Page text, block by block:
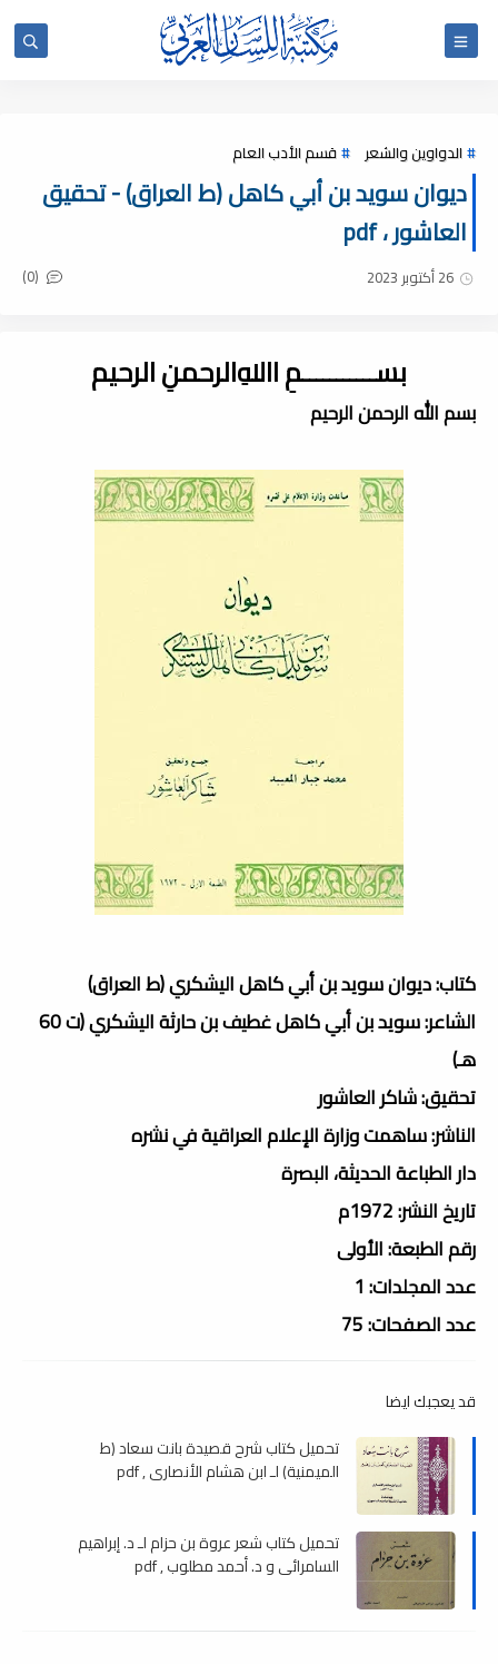
الدواوين والشعر قسم الأدب العام
ديوان سويد بن أبي كاهل (ط العراق) - تحقيق
العاشور ، pdf
26 أكتوبر 2023 (0)
بســـــــــــمِ اﷲِالرحمنِ الرحيم
بسم الله الرحمن الرحيم
كتاب: ديوان سويد بن أبي كاهل اليشكري (ط العراق)
الشاعر: سويد بن أبي كاهل غطيف بن حارثة اليشكري (ت 60
هـ)
تحقيق: شاكر العاشور
الناشر: ساهمت وزارة الإعلام العراقية في نشره
دار الطباعة الحديثة، البصرة
تاريخ النشر: 1972م
رقم الطبعة: الأولى
عدد المجلدات: 1
عدد الصفحات: 75
قد يعجبك ايضا
تحميل كتاب شرح قصيدة بانت سعاد (ط
الميمنية) لـ ابن هشام الأنصاري , pdf
تحميل كتاب شعر عروة بن حزام لـ د. إبراهيم
السامرائي و د. أحمد مطلوب , pdf